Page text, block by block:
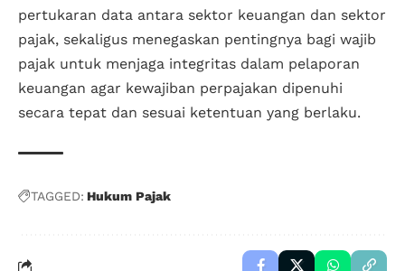
pertukaran data antara sektor keuangan dan sektor
pajak, sekaligus menegaskan pentingnya bagi wajib
pajak untuk menjaga integritas dalam pelaporan
keuangan agar kewajiban perpajakan dipenuhi
secara tepat dan sesuai ketentuan yang berlaku.
TAGGED: Hukum Pajak